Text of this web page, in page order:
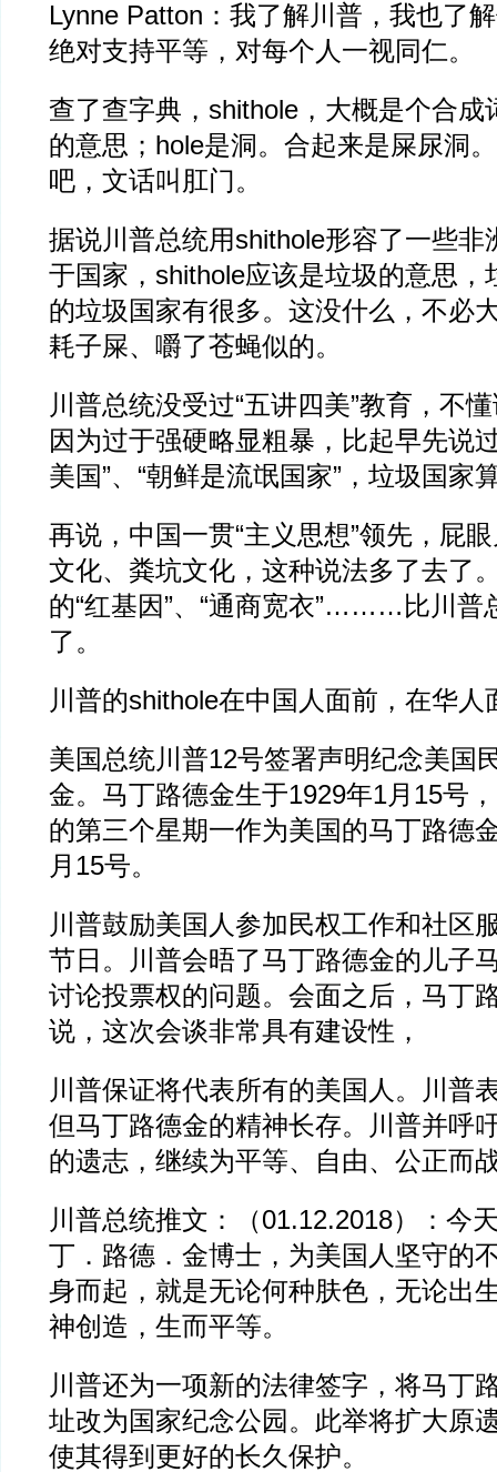
Lynne Patton：我了解川普，我也了
绝对支持平等，对每个人一视同仁。
查了查字典，shithole，大概是个合成
的意思；hole是洞。合起来是屎尿洞
吧，文话叫肛门。
据说川普总统用shithole形容了一些非
于国家，shithole应该是垃圾的意思，
的垃圾国家有很多。这没什么，不必
耗子屎、嚼了苍蝇似的。
川普总统没受过“五讲四美”教育，不
因为过于强硬略显粗暴，比起早先说
美国”、“朝鲜是流氓国家”，垃圾国家
再说，中国一贯“主义思想”领先，屁
文化、粪坑文化，这种说法多了去了
的“红基因”、“通商宽衣”………比川普
了。
川普的shithole在中国人面前，在华人
美国总统川普12号签署声明纪念美国
金。马丁路德金生于1929年1月15号
的第三个星期一作为美国的马丁路德
月15号。
川普鼓励美国人参加民权工作和社区
节日。川普会晤了马丁路德金的儿子
讨论投票权的问题。会面之后，马丁
说，这次会谈非常具有建设性，
川普保证将代表所有的美国人。川普
但马丁路德金的精神长存。川普并呼
的遗志，继续为平等、自由、公正而
川普总统推文：（01.12.2018）：今
丁．路德．金博士，为美国人坚守的
身而起，就是无论何种肤色，无论出
神创造，生而平等。
川普还为一项新的法律签字，将马丁
址改为国家纪念公园。此举将扩大原
使其得到更好的长久保护。